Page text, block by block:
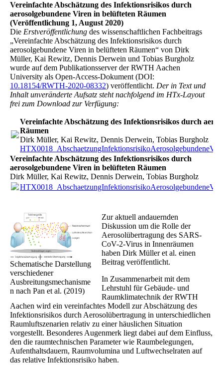
Vereinfachte Abschätzung des Infektionsrisikos durch
aerosolgebundene Viren in belüfteten Räumen
(Veröffentlichung 1, August 2020)
Die Erstveröffentlichung des wissenschaftlichen Fachbeitrags
„Vereinfachte Abschätzung des Infektionsrisikos durch
aerosolgebundene Viren in belüfteten Räumen“ von Dirk
Müller, Kai Rewitz, Dennis Derwein und Tobias Burgholz
wurde auf dem Publikationsserver der RWTH Aachen
University als Open-Access-Dokument (DOI:
10.18154/RWTH-2020-08332) veröffentlicht. Der in Text und
Inhalt unveränderte Aufsatz steht nachfolgend im HTx-Layout
frei zum Download zur Verfügung:
Vereinfachte Abschätzung des Infektionsrisikos durch
Räumen
Dirk Müller, Kai Rewitz, Dennis Derwein, Tobias Burgholz
Vereinfachte Abschätzung des Infektionsrisikos durch
aerosolgebundene Viren in belüfteten Räumen
Dirk Müller, Kai Rewitz, Dennis Derwein, Tobias Burgholz
Schematische Darstellung
verschiedener
Ausbreitungsmechanisme
n nach Pan et al. (2019)
Zur aktuell andauernden
Diskussion um die Rolle der
Aerosolübertragung des SARS-
CoV-2-Virus in Innenräumen
haben Dirk Müller et al. einen
Beitrag veröffentlicht.
In Zusammenarbeit mit dem
Lehrstuhl für Gebäude- und
Raumklimatechnik der RWTH
Aachen wird ein vereinfachtes Modell zur Abschätzung des
Infektionsrisikos durch Aerosolübertragung in unterschiedlichen
Raumluftszenarien relativ zu einer häuslichen Situation
vorgestellt. Besonderes Augenmerk liegt dabei auf dem Einfluss,
den die raumtechnischen Parameter wie Raumbelegungen,
Aufenthaltsdauern, Raumvolumina und Luftwechselraten auf
das relative Infektionsrisiko haben.